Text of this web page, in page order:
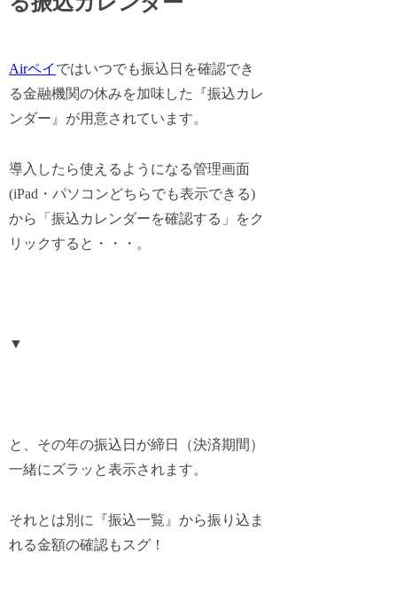
Airペイ ではいつでも振込日を確認でき
る金融機関の休みを加味した『振込カレ
ンダー』 が用意されています。
導入したら使えるようになる管理画面
(iPad・パソコンどちらでも表示できる)
から「振込カレンダーを確認する」をク
リックすると・・・。
▼
と、その年の振込日が締日（決済期間）
一緒にズラッと表示されます。
それとは別に
『振込一覧』から振り込ま
れる金額の確認もスグ ！